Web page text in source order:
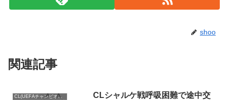
shoo
関連記事
CL(UEFAチャンピオンズリーグ)
CLシャルケ戦呼吸困難で途中交